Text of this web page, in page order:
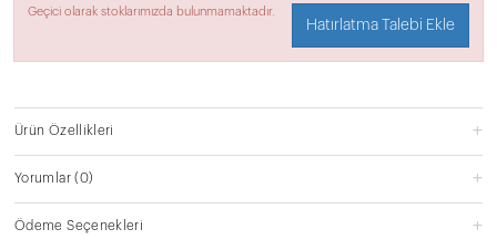
Geçici olarak stoklarımızda bulunmamaktadır.
Hatırlatma Talebi Ekle
Ürün Özellikleri
Yorumlar(0)
Ödeme Seçenekleri